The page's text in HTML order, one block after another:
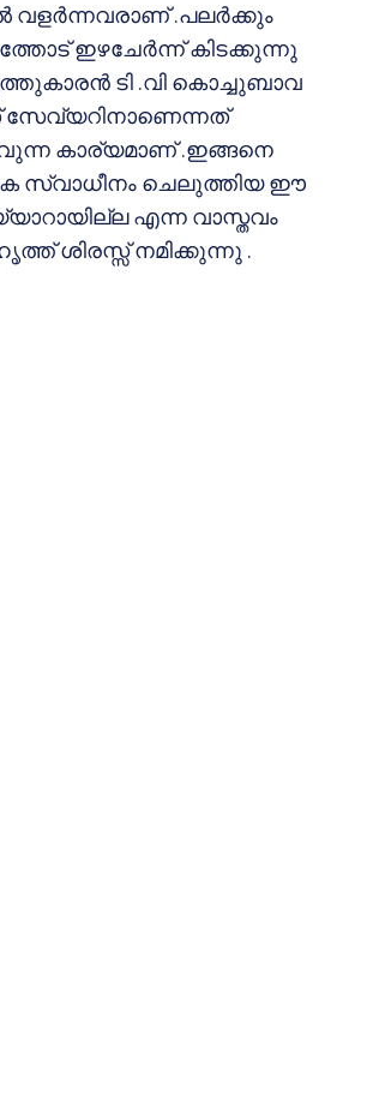
.പലര്‍ക്കും
ഇഴചേര്‍ന്ന് കിടക്കുന്നു
ടി .വി കൊച്ചുബാവ
സേവ്യറിനാണെന്നത്
കാര്യമാണ് .ഇങ്ങനെ
സ്വാധീനം ചെലുത്തിയ ഈ
എന്ന വാസ്തവം
ശിരസ്സ് നമിക്കുന്നു .